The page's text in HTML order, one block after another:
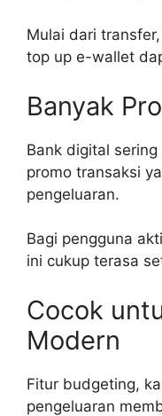
Mulai dari
top up e-wallet
Banyak
Bank digital
promo transaksi
pengeluaran.
Bagi pengguna
ini cukup terasa
Cocok
Modern
Fitur budgeting,
pengeluaran